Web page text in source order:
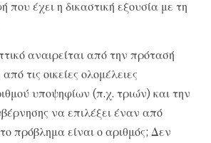
που έχει η δικαστική εξουσία με τη
αναιρείται από την πρότασή
τις οικείες ολομέλειες
υποψηφίων (π.χ. τριών) και την
να επιλέξει έναν από
πρόβλημα είναι ο αριθμός; Δεν